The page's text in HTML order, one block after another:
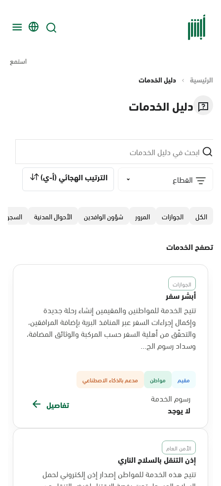
استمع
الرئيسية دليل الخدمات
دليل الخدمات
القطاع الترتيب الهجائي (أ-ي)
الكل الجوازات المرور ‏شؤون الوافدين الأحوال المدنية السجون
تصفح الخدمات
الجوازات
أبشر سفر
تتيح الخدمة للمواطنين والمقيمين إنشاء رحلة جديدة
وإكمال إجراءات السفر عبر المنافذ البرية بإضافة المرافقين،
والتحقّق من أهلية السفر حسب المركبة والوثائق المضافة،
وسداد رسوم الج...
مقيم مواطن مدعم بالذكاء الاصطناعي
رسوم الخدمة
لا يوجد
تفاصيل
الأمن العام
إذن التنقل بالسلاح الناري
تتيح هذه الخدمة للمواطن إصدار إذن إلكتروني لحمل